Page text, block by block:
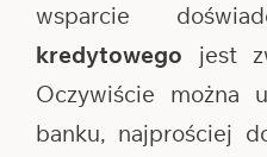
wsparcie
kredytowego jest
Oczywiście
banku, najprościej